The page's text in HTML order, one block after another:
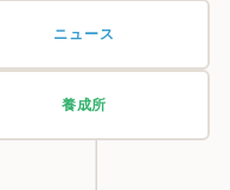
ニュース
養成所